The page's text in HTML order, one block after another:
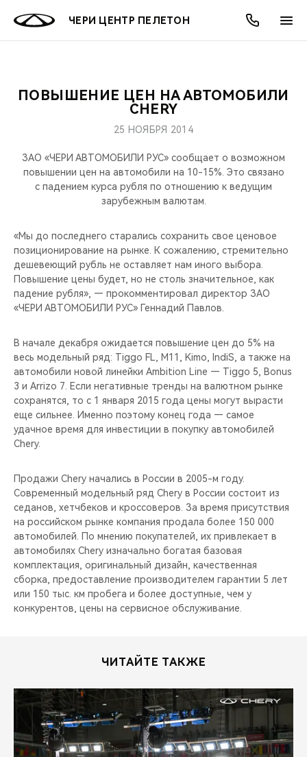
ЧЕРИ ЦЕНТР ПЕЛЕТОН
МОДЕЛИ
КРОССОВЕРЫ
НОВИНКИ
ПОКУПАТЕЛЯМ
КРЕДИТ И СТРАХОВАНИЕ
ВЛАДЕЛЬЦАМ
ЗАПЧАСТИ И АКСЕССУАРЫ
CHERY CONNECT
МИР CHERY
О БРЕНДЕ
ЛЮДИ CHERY
БЛАГОТВОРИТЕЛЬНОСТЬ
CHERY REMOTE
CHERY И СПОРТ
ВИДЕООБЗОРЫ
CHERY ДЛЯ ДЕТЕЙ
АКЦИИ
ОНЛАЙН СЕРВИСЫ
КРЕДИТ
О КОМПАНИИ
МЫ В СОЦСЕТЯХ
ПОВЫШЕНИЕ ЦЕН НА АВТОМОБИЛИ
CHERY
25 НОЯБРЯ 2014
ЗАО «ЧЕРИ АВТОМОБИЛИ РУС» сообщает о возможном
повышении цен на автомобили на 10-15%. Это связано
с падением курса рубля по отношению к ведущим
зарубежным валютам.
«Мы до последнего старались сохранить свое ценовое
позиционирование на рынке. К сожалению, стремительно
дешевеющий рубль не оставляет нам иного выбора.
Повышение цены будет, но не столь значительное, как
падение рубля», — прокомментировал директор ЗАО
«ЧЕРИ АВТОМОБИЛИ РУС» Геннадий Павлов.
В начале декабря ожидается повышение цен до 5% на
весь модельный ряд: Tiggo FL, M11, Kimo, IndiS, а также на
автомобили новой линейки Ambition Line — Tiggo 5, Bonus
3 и Arrizo 7. Если негативные тренды на валютном рынке
сохранятся, то с 1 января 2015 года цены могут вырасти
еще сильнее. Именно поэтому конец года — самое
удачное время для инвестиции в покупку автомобилей
Chery.
Продажи Chery начались в России в 2005-м году.
Современный модельный ряд Chery в России состоит из
седанов, хетчбеков и кроссоверов. За время присутствия
на российском рынке компания продала более 150 000
автомобилей. По мнению покупателей, их привлекает в
автомобилях Chery изначально богатая базовая
комплектация, оригинальный дизайн, качественная
сборка, предоставление производителем гарантии 5 лет
или 150 тыс. км пробега и более доступные, чем у
конкурентов, цены на сервисное обслуживание.
ЧИТАЙТЕ ТАКЖЕ